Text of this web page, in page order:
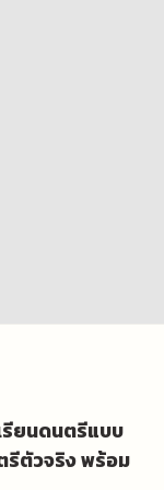
รียนดนตรีแบบ
รีตัวจริง พร้อม